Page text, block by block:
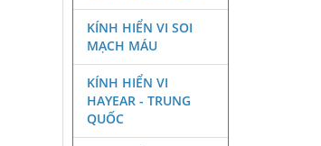
KÍNH HIỂN VI SOI
MẠCH MÁU
KÍNH HIỂN VI
HAYEAR - TRUNG
QUỐC